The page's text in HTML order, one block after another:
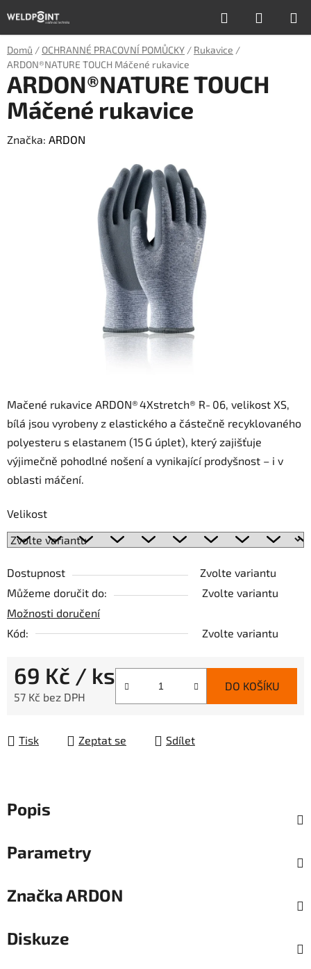
na
obsah
Hledat
KOŠÍK
Domů / OCHRANNÉ PRACOVNÍ POMŮCKY / Rukavice /
ARDON®NATURE TOUCH Máčené rukavice
Mačené rukavice ARDON® 4Xstretch® R‑06, velikost XS,
bílá jsou vyrobeny z elastického a částečně recyklovaného
polyesteru s elastanem (15 G úplet), který zajišťuje
výjimečně pohodlné nošení a vynikající prodyšnost – i v
oblasti máčení.
Velikost
Dostupnost
Zvolte variantu
Můžeme doručit do:
Zvolte variantu
Možnosti doručení
Kód:
Zvolte variantu
69 Kč / ks
57 Kč bez DPH
DO KOŠÍKU
Tisk Zeptat se Sdílet
ARDON®NATURE TOUCH
Máčené rukavice
Značka: ARDON
Popis
Parametry
ZnačkaARDON
Diskuze